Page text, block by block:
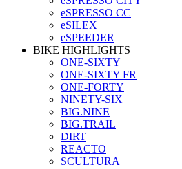
eSPRESSO CC
eSILEX
eSPEEDER
BIKE HIGHLIGHTS
ONE-SIXTY
ONE-SIXTY FR
ONE-FORTY
NINETY-SIX
BIG.NINE
BIG.TRAIL
DIRT
REACTO
SCULTURA